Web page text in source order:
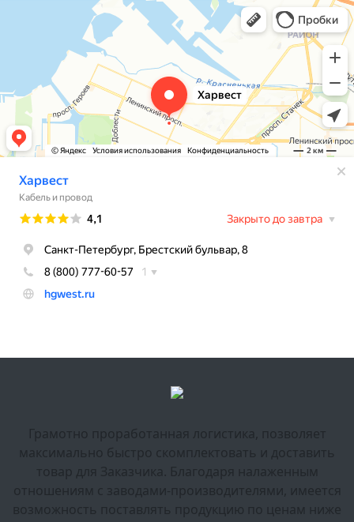
Грамотно проработанная логистика, позволяет
максимально быстро скомплектовать и доставить
товар для Заказчика. Благодаря налаженным
отношениям с заводами-производителями, имеется
возможность поставлять продукцию по ценам ниже